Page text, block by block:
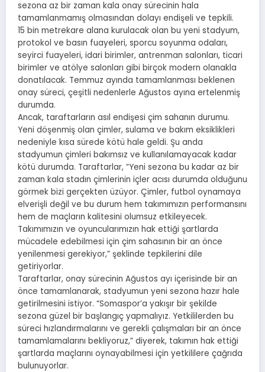
sezona az bir zaman kala onay sürecinin hala
tamamlanmamış olmasından dolayı endişeli ve tepkili.
15 bin metrekare alana kurulacak olan bu yeni stadyum,
protokol ve basın fuayeleri, sporcu soyunma odaları,
seyirci fuayeleri, idari birimler, antrenman salonları, ticari
birimler ve atölye salonları gibi birçok modern olanakla
donatılacak. Temmuz ayında tamamlanması beklenen
onay süreci, çeşitli nedenlerle Ağustos ayına ertelenmiş
durumda.
Ancak, taraftarların asıl endişesi çim sahanın durumu.
Yeni döşenmiş olan çimler, sulama ve bakım eksiklikleri
nedeniyle kısa sürede kötü hale geldi. Şu anda
stadyumun çimleri bakımsız ve kullanılamayacak kadar
kötü durumda. Taraftarlar, “Yeni sezona bu kadar az bir
zaman kala stadın çimlerinin içler acısı durumda olduğunu
görmek bizi gerçekten üzüyor. Çimler, futbol oynamaya
elverişli değil ve bu durum hem takımımızın performansını
hem de maçların kalitesini olumsuz etkileyecek.
Takımımızın ve oyuncularımızın hak ettiği şartlarda
mücadele edebilmesi için çim sahasının bir an önce
yenilenmesi gerekiyor,” şeklinde tepkilerini dile
getiriyorlar.
Taraftarlar, onay sürecinin Ağustos ayı içerisinde bir an
önce tamamlanarak, stadyumun yeni sezona hazır hale
getirilmesini istiyor. “Somaspor’a yakışır bir şekilde
sezona güzel bir başlangıç yapmalıyız. Yetkililerden bu
süreci hızlandırmalarını ve gerekli çalışmaları bir an önce
tamamlamalarını bekliyoruz,” diyerek, takımın hak ettiği
şartlarda maçlarını oynayabilmesi için yetkililere çağrıda
bulunuyorlar.